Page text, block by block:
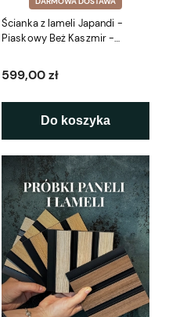
Ścianka z lameli Japandi -
Piaskowy Beż Kaszmir -
599,00 zł
Do koszyka